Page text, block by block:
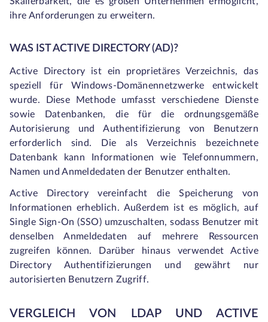
ihre Anforderungen zu erweitern.
WAS IST ACTIVE DIRECTORY (AD)?
Active Directory ist ein proprietäres Verzeichnis, das
speziell für Windows-Domänennetzwerke entwickelt
wurde. Diese Methode umfasst verschiedene Dienste
sowie Datenbanken, die für die ordnungsgemäße
Autorisierung und Authentifizierung von Benutzern
erforderlich sind. Die als Verzeichnis bezeichnete
Datenbank kann Informationen wie Telefonnummern,
Namen und Anmeldedaten der Benutzer enthalten.
Active Directory vereinfacht die Speicherung von
Informationen erheblich. Außerdem ist es möglich, auf
Single Sign-On (SSO) umzuschalten, sodass Benutzer mit
denselben Anmeldedaten auf mehrere Ressourcen
zugreifen können. Darüber hinaus verwendet Active
Directory Authentifizierungen und gewährt nur
autorisierten Benutzern Zugriff.
VERGLEICH VON LDAP UND ACTIVE